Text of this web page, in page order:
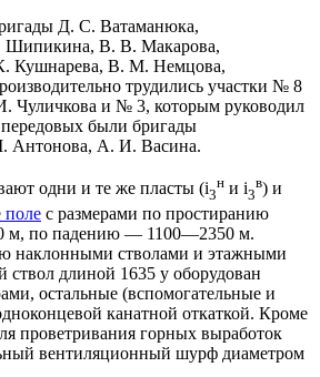
Д. С. Ватаманюка,
Шипикина, В. В. Макарова,
Кушнарева, В. М. Немцова,
трудились участки № 8
Чуличкова и № 3, которым руководил
были бригады
Антонова, А. И. Васина.
одни и те же пласты (i3
н и i3
в) и
поле с размерами по простиранию
м, по падению — 1100—2350 м.
наклонными стволами и этажными
ствол длиной 1635 у оборудован
остальные (вспомогательные и
канатной откаткой. Кроме
проветривания горных выработок
вентиляционный шурф диаметром